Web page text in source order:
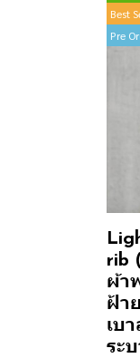
Best
Pre
rib
ผ้า
ฝ้า
เบ
ระ